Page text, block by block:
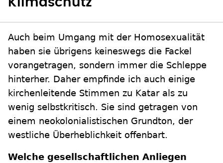
Auch beim Umgang mit der Homosexualität
haben sie übrigens keineswegs die Fackel
vorangetragen, sondern immer die Schleppe
hinterher. Daher empfinde ich auch einige
kirchenleitende Stimmen zu Katar als zu
wenig selbstkritisch. Sie sind getragen von
einem neokolonialistischen Grundton, der
westliche Überheblichkeit offenbart.
Welche gesellschaftlichen Anliegen